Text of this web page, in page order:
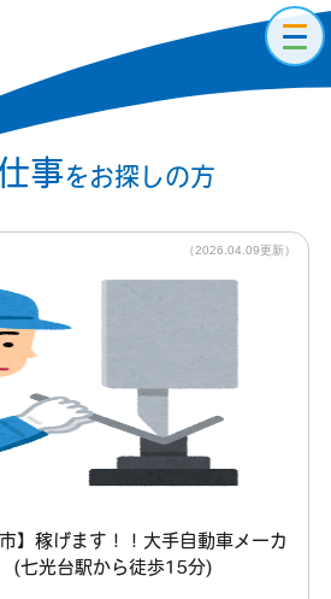
事をお探しの方
市】稼げます！！大手自動車メーカ
(七光台駅から徒歩15分)
（2026.04.09更新）